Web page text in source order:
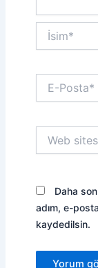
İsim*
Posta*
sitesi
Daha
adım, e-
kaydedilsin.